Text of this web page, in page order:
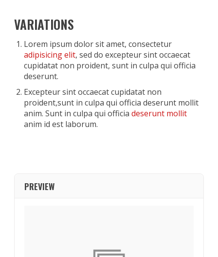
VARIATIONS
Lorem ipsum dolor sit amet, consectetur
adipisicing elit, sed do excepteur sint occaecat
cupidatat non proident, sunt in culpa qui officia
deserunt.
Excepteur sint occaecat cupidatat non
proident,sunt in culpa qui officia deserunt mollit
anim. Sunt in culpa qui officiadeserunt mollit
anim id est laborum.
PREVIEW